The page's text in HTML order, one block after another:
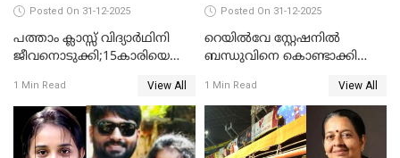
Posted On 31-12-2025
പത്താം ക്ലാസ്സ് വിദ്യാര്‍ഥിനി
ജീവനൊടുക്കി;15കാരിയെ
കിടപ്പുമുറിയില്‍ തൂങ്ങി മരിച്ച
നിലയിൽ
1 Min Read View All
Posted On 31-12-2025
റെയിൽവേ സ്റ്റേഷനിൽ
ബന്ധുവിനെ കൊണ്ടാക്കി
ലോറി സ്കൂട്ടറിൽ ഇടിച്ചു :
യുവതിക്ക് ദാരുണാന്ത്യം
1 Min Read View All